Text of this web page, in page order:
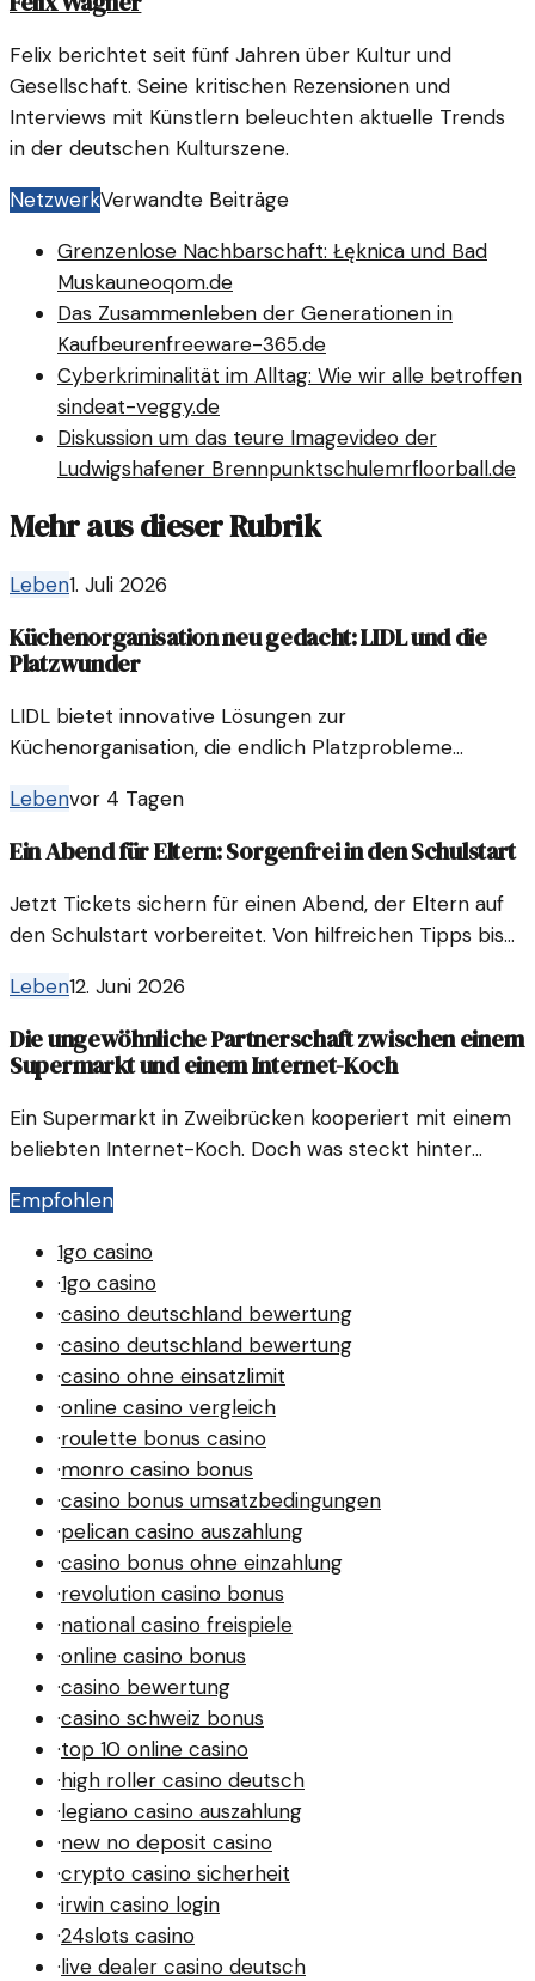
Felix berichtet seit fünf Jahren über Kultur und
Gesellschaft. Seine kritischen Rezensionen und
Interviews mit Künstlern beleuchten aktuelle Trends
in der deutschen Kulturszene.
NetzwerkVerwandte Beiträge
Grenzenlose Nachbarschaft: Łęknica und Bad
Muskauneoqom.de
Das Zusammenleben der Generationen in
Kaufbeurenfreeware-365.de
Cyberkriminalität im Alltag: Wie wir alle betroffen
sindeat-veggy.de
Diskussion um das teure Imagevideo der
Ludwigshafener Brennpunktschulemrfloorball.de
Mehr aus dieser Rubrik
Leben1. Juli 2026
Küchenorganisation neu gedacht: LIDL und die
Platzwunder
LIDL bietet innovative Lösungen zur
Küchenorganisation, die endlich Platzprobleme
Küchenschränke effektiv nutzen können.
Lebenvor 4 Tagen
Ein Abend für Eltern: Sorgenfrei in den Schulstart
Jetzt Tickets sichern für einen Abend, der Eltern auf
den Schulstart vorbereitet. Von hilfreichen Tipps bis
müssen.
Leben12. Juni 2026
Die ungewöhnliche Partnerschaft zwischen einem
Supermarkt und einem Internet-Koch
Ein Supermarkt in Zwei­brü­cken kooperiert mit einem
beliebten Internet-Koch. Doch was steckt hinter
Empfohlen
1go casino
·1go casino
·casino deutschland bewertung
·casino deutschland bewertung
·casino ohne einsatzlimit
·online casino vergleich
·roulette bonus casino
·monro casino bonus
·casino bonus umsatzbedingungen
·pelican casino auszahlung
·casino bonus ohne einzahlung
·revolution casino bonus
·national casino freispiele
·online casino bonus
·casino bewertung
·casino schweiz bonus
·top 10 online casino
·high roller casino deutsch
·legiano casino auszahlung
·new no deposit casino
·crypto casino sicherheit
·irwin casino login
·24slots casino
·live dealer casino deutsch